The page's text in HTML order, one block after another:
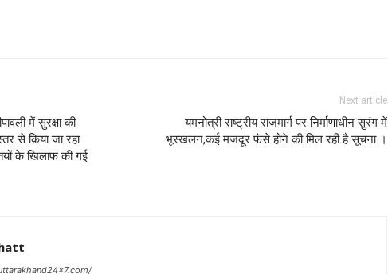
में सुरक्षा की
से किया जा रहा
के खिलाफ की गई
Next article
यमनोत्री राष्ट्रीय राजमार्ग पर निर्माणाधीन सुरंग में
भूस्खलन,कई मजदूर फंसे होने की मिल रही है सूचना ।